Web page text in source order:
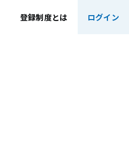
登録制度とは ログイン